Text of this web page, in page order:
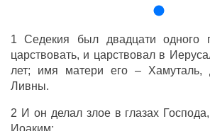
1 Седекия был двадцати одного
царствовать, и царствовал в
лет; имя матери его – Хамуталь,
Ливны.
2 И он делал злое в глазах
Иоаким;